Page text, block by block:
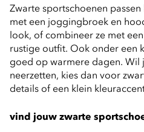
Zwarte sportschoenen
met een joggingbroek en
look, of combineer ze met
rustige outfit. Ook onder een
goed op warmere dagen. Wil
neerzetten, kies dan voor
details of een klein
vind jouw zwarte